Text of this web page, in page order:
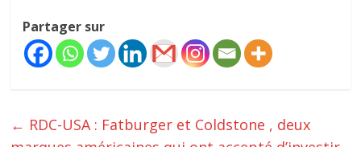
Partager sur
← RDC-USA : Fatburger et Coldstone , deux